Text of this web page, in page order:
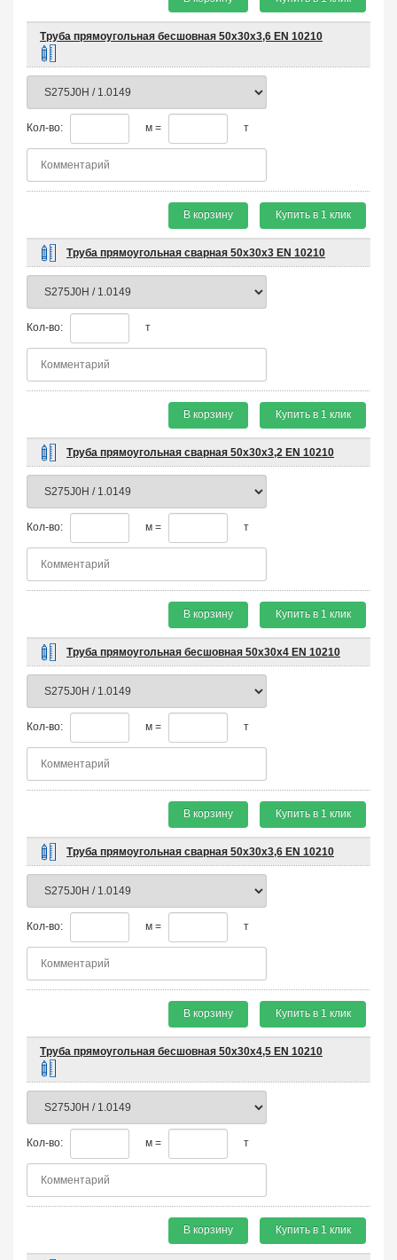
Труба прямоугольная бесшовная 50х30х3,6 EN 10210
Кол-во: м = т
В корзину Купить в 1 клик
Труба прямоугольная сварная 50х30х3 EN 10210
Кол-во: т
В корзину Купить в 1 клик
Труба прямоугольная сварная 50х30х3,2 EN 10210
Кол-во: м = т
В корзину Купить в 1 клик
Труба прямоугольная бесшовная 50х30х4 EN 10210
Кол-во: м = т
В корзину Купить в 1 клик
Труба прямоугольная сварная 50х30х3,6 EN 10210
Кол-во: м = т
В корзину Купить в 1 клик
Труба прямоугольная бесшовная 50х30х4,5 EN 10210
Кол-во: м = т
В корзину Купить в 1 клик